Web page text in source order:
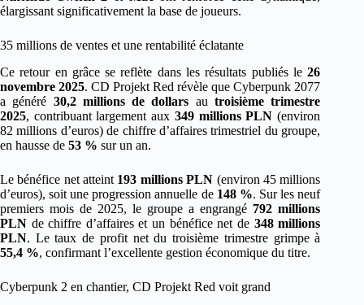
élargissant significativement la base de joueurs.
35 millions de ventes et une rentabilité éclatante
Ce retour en grâce se reflète dans les résultats publiés le26
novembre 2025. CD Projekt Red révèle que Cyberpunk 2077
a généré 30,2 millions de dollars au troisième trimestre
2025, contribuant largement aux 349 millions PLN (environ
82 millions d’euros) de chiffre d’affaires trimestriel du groupe,
en hausse de 53 % sur un an.
Le bénéfice net atteint 193 millions PLN (environ 45 millions
d’euros), soit une progression annuelle de 148 %. Sur les neuf
premiers mois de 2025, le groupe a engrangé 792 millions
PLN de chiffre d’affaires et un bénéfice net de 348 millions
PLN. Le taux de profit net du troisième trimestre grimpe à
55,4 %, confirmant l’excellente gestion économique du titre.
Cyberpunk 2 en chantier, CD Projekt Red voit grand